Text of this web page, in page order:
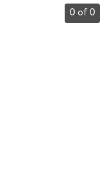
0 of 0